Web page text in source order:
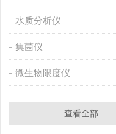
水质分析仪
集菌仪
微生物限度仪
查看全部